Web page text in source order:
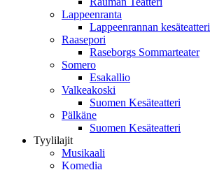
Lappeenranta
Lappeenrannan kesäteatteri
Raasepori
Raseborgs Sommarteater
Somero
Esakallio
Valkeakoski
Suomen Kesäteatteri
Pälkäne
Suomen Kesäteatteri
Tyylilajit
Musikaali
Komedia